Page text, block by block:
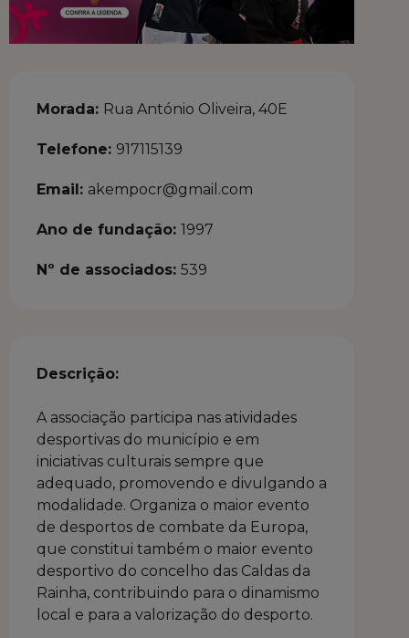
Morada: Rua António Oliveira, 40E
Telefone: 917115139
Email: akempocr@gmail.com
Ano de fundação: 1997
Nº de associados: 539
Descrição:
A associação participa nas atividades
desportivas do município e em
iniciativas culturais sempre que
adequado, promovendo e divulgando a
modalidade. Organiza o maior evento
de desportos de combate da Europa,
que constitui também o maior evento
desportivo do concelho das Caldas da
Rainha, contribuindo para o dinamismo
local e para a valorização do desporto.